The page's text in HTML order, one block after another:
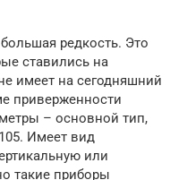
редкость. Это
ставились на
имеет на сегодняшний
приверженности
– основной тип,
Имеет вид
или
такие приборы